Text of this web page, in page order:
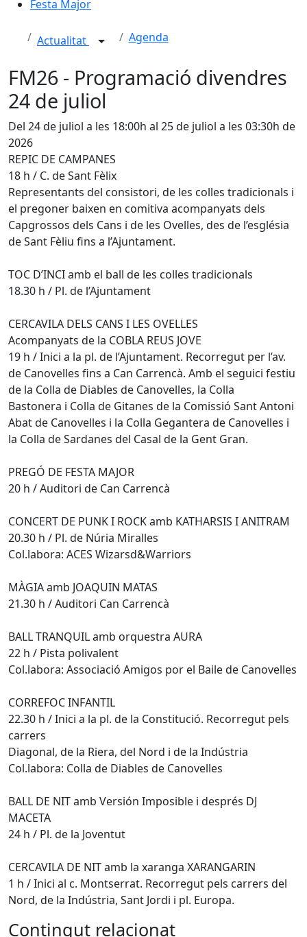
Festa Major
Actualitat Agenda
FM26 - Programació divendres
24 de juliol
Del 24 de juliol a les 18:00h al 25 de juliol a les 03:30h de
2026
REPIC DE CAMPANES
18 h / C. de Sant Fèlix
Representants del consistori, de les colles tradicionals i
el pregoner baixen en comitiva acompanyats dels
Capgrossos dels Cans i de les Ovelles, des de l’església
de Sant Fèliu fins a l’Ajuntament.
TOC D’INCI amb el ball de les colles tradicionals
18.30 h / Pl. de l’Ajuntament
CERCAVILA DELS CANS I LES OVELLES
Acompanyats de la COBLA REUS JOVE
19 h / Inici a la pl. de l’Ajuntament. Recorregut per l’av.
de Canovelles fins a Can Carrencà. Amb el seguici festiu
de la Colla de Diables de Canovelles, la Colla
Bastonera i Colla de Gitanes de la Comissió Sant Antoni
Abat de Canovelles i la Colla Gegantera de Canovelles i
la Colla de Sardanes del Casal de la Gent Gran.
PREGÓ DE FESTA MAJOR
20 h / Auditori de Can Carrencà
CONCERT DE PUNK I ROCK amb KATHARSIS I ANITRAM
20.30 h / Pl. de Núria Miralles
Col.labora: ACES Wizarsd&Warriors
MÀGIA amb JOAQUIN MATAS
21.30 h / Auditori Can Carrencà
BALL TRANQUIL amb orquestra AURA
22 h / Pista polivalent
Col.labora: Associació Amigos por el Baile de Canovelles
CORREFOC INFANTIL
22.30 h / Inici a la pl. de la Constitució. Recorregut pels
carrers
Diagonal, de la Riera, del Nord i de la Indústria
Col.labora: Colla de Diables de Canovelles
BALL DE NIT amb Versión Imposible i després DJ
MACETA
24 h / Pl. de la Joventut
CERCAVILA DE NIT amb la xaranga XARANGARIN
1 h / Inici al c. Montserrat. Recorregut pels carrers del
Nord, de la Indústria, Sant Jordi i pl. Europa.
Contingut relacionat